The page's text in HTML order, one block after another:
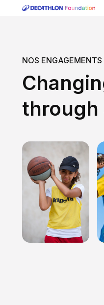
NOS ENGAGEMENTS
through